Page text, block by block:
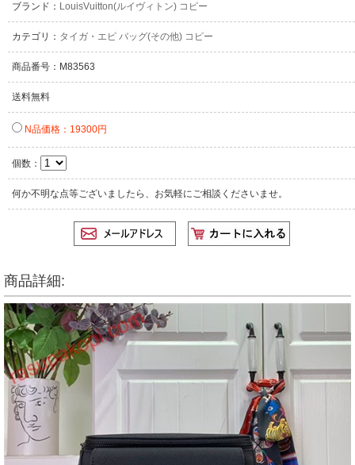
ブランド： LouisVuitton(ルイヴィトン) コピー
カテゴリ： タイガ・エピ バッグ(その他) コピー
商品番号：M83563
送料無料
N品価格：19300円
個数：
何か不明な点等ございましたら、お気軽にご相談くださいませ。
商品詳細: